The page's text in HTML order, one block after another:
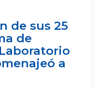
de sus 25
de
a